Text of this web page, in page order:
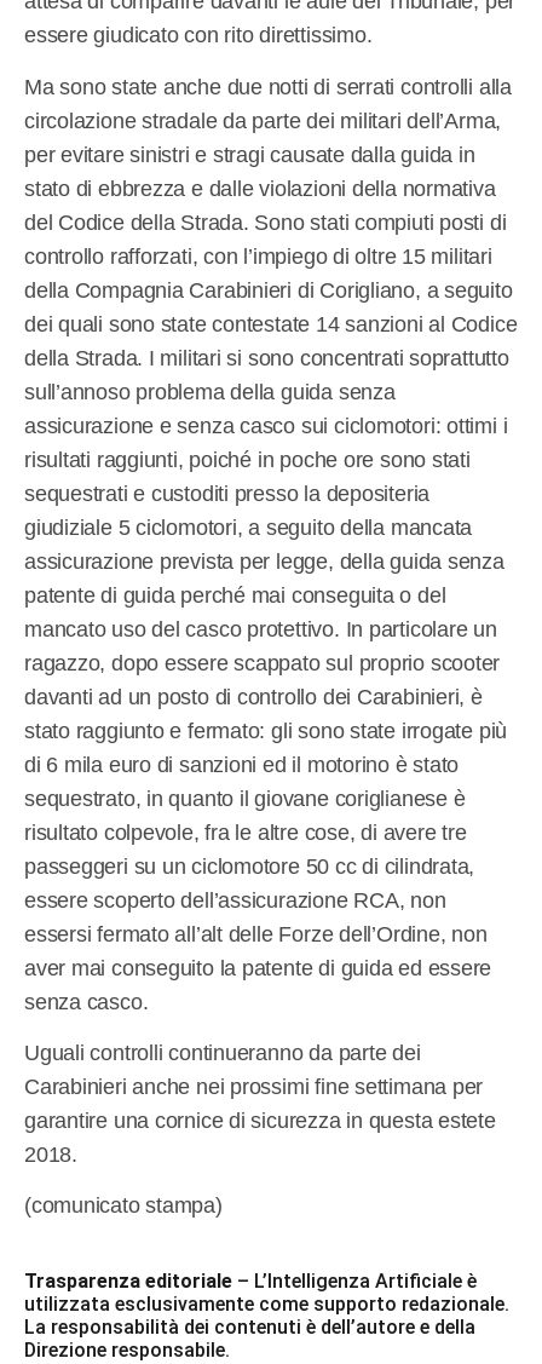
essere giudicato con rito direttissimo.
Ma sono state anche due notti di serrati controlli alla
circolazione stradale da parte dei militari dell’Arma,
per evitare sinistri e stragi causate dalla guida in
stato di ebbrezza e dalle violazioni della normativa
del Codice della Strada. Sono stati compiuti posti di
controllo rafforzati, con l’impiego di oltre 15 militari
della Compagnia Carabinieri di Corigliano, a seguito
dei quali sono state contestate 14 sanzioni al Codice
della Strada. I militari si sono concentrati soprattutto
sull’annoso problema della guida senza
assicurazione e senza casco sui ciclomotori: ottimi i
risultati raggiunti, poiché in poche ore sono stati
sequestrati e custoditi presso la depositeria
giudiziale 5 ciclomotori, a seguito della mancata
assicurazione prevista per legge, della guida senza
patente di guida perché mai conseguita o del
mancato uso del casco protettivo. In particolare un
ragazzo, dopo essere scappato sul proprio scooter
davanti ad un posto di controllo dei Carabinieri, è
stato raggiunto e fermato: gli sono state irrogate più
di 6 mila euro di sanzioni ed il motorino è stato
sequestrato, in quanto il giovane coriglianese è
risultato colpevole, fra le altre cose, di avere tre
passeggeri su un ciclomotore 50 cc di cilindrata,
essere scoperto dell’assicurazione RCA, non
essersi fermato all’alt delle Forze dell’Ordine, non
aver mai conseguito la patente di guida ed essere
senza casco.
Uguali controlli continueranno da parte dei
Carabinieri anche nei prossimi fine settimana per
garantire una cornice di sicurezza in questa estete
2018.
(comunicato stampa)
Trasparenza editoriale – L’Intelligenza Artificiale è
utilizzata esclusivamente come supporto redazionale.
La responsabilità dei contenuti è dell’autore e della
Direzione responsabile.